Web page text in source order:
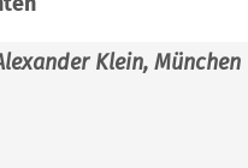
Klein, München